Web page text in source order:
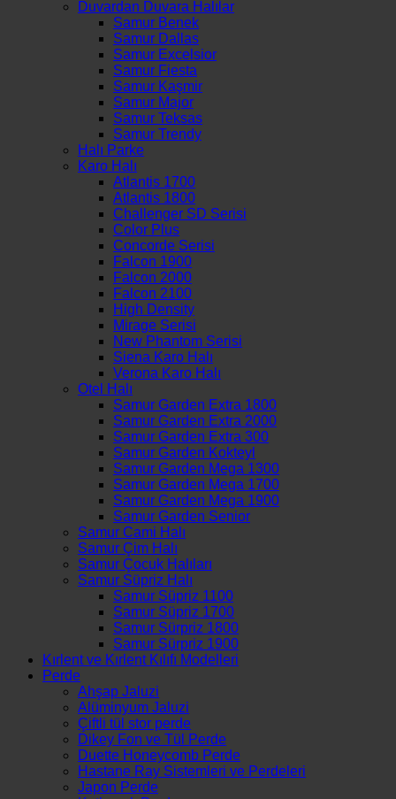
Duvardan Duvara Halılar
Samur Benek
Samur Dallas
Samur Excelsior
Samur Fiesta
Samur Kaşmir
Samur Major
Samur Teksas
Samur Trendy
Halı Parke
Karo Halı
Atlantis 1700
Atlantis 1800
Challenger SD Serisi
Color Plus
Concorde Serisi
Falcon 1900
Falcon 2000
Falcon 2100
High Density
Mirage Serisi
New Phantom Serisi
Siena Karo Halı
Verona Karo Halı
Otel Halı
Samur Garden Extra 1800
Samur Garden Extra 2000
Samur Garden Extra 300
Samur Garden Kokteyl
Samur Garden Mega 1300
Samur Garden Mega 1700
Samur Garden Mega 1900
Samur Garden Senior
Samur Cami Halı
Samur Çim Halı
Samur Çocuk Halıları
Samur Süpriz Halı
Samur Süpriz 1100
Samur Süpriz 1700
Samur Sürpriz 1800
Samur Sürpriz 1900
Kırlent ve Kırlent Kılıfı Modelleri
Perde
Ahşap Jaluzi
Alüminyum Jaluzi
Çiftli tül stor perde
Dikey Fon ve Tül Perde
Duette Honeycomb Perde
Hastane Ray Sistemleri ve Perdeleri
Japon Perde